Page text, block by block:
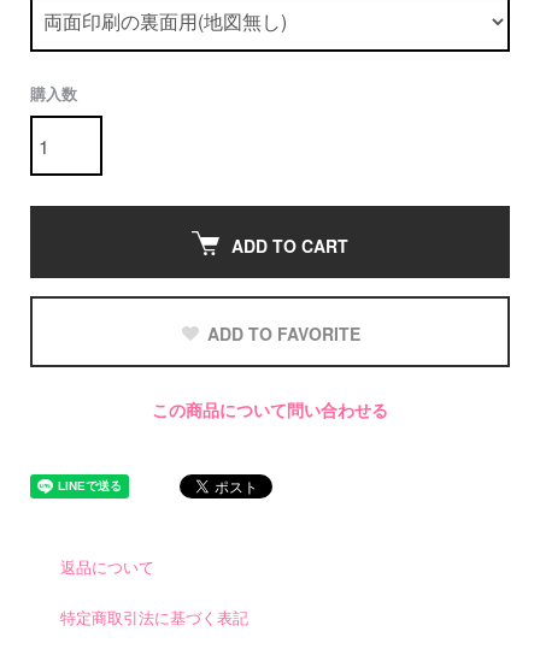
購入数
ADD TO CART
ADD TO FAVORITE
この商品について問い合わせる
返品について
特定商取引法に基づく表記